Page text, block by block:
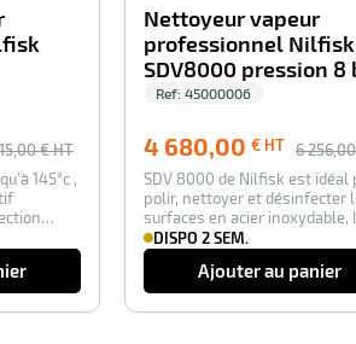
€ HT
145°c ,
Nettoyeur vapeur
professionnel Nilfisk
SDV8000 pression 8
Ref: 45000006
4 680,00 € HT 6 256,00
SDV 8000 de Nilfisk est idéal
polir, nettoyer et désinfecter
surfaces en acier inoxydable,
c…DISPO 2 SEM.
Ajouter au panier